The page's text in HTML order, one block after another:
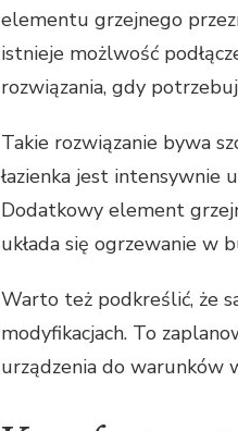
elementu grzejnego
istnieje możlwość
rozwiązania, gdy
Takie rozwiązanie bywa
łazienka jest intensywnie
Dodatkowy element
układa się ogrzewanie w
Warto też podkreślić, że
modyfikacjach. To
urządzenia do warunków